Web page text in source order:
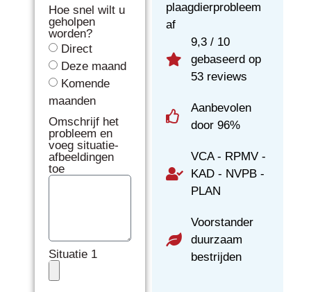
Hoe snel wilt u
geholpen
worden?
Direct
Deze maand
Komende
maanden
Omschrijf het
probleem en
voeg situatie-
afbeeldingen
toe
Situatie 1
plaagdierprobleem
af
9,3 / 10
gebaseerd op
53 reviews
Aanbevolen
door 96%
VCA - RPMV -
KAD - NVPB -
PLAN
Voorstander
duurzaam
bestrijden